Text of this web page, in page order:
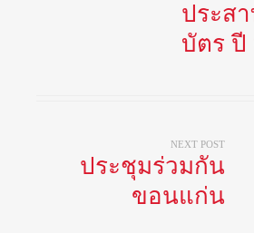
ประส
บัตร
NEXT POST
ประชุมร่วมกัน
ขอนแก่น